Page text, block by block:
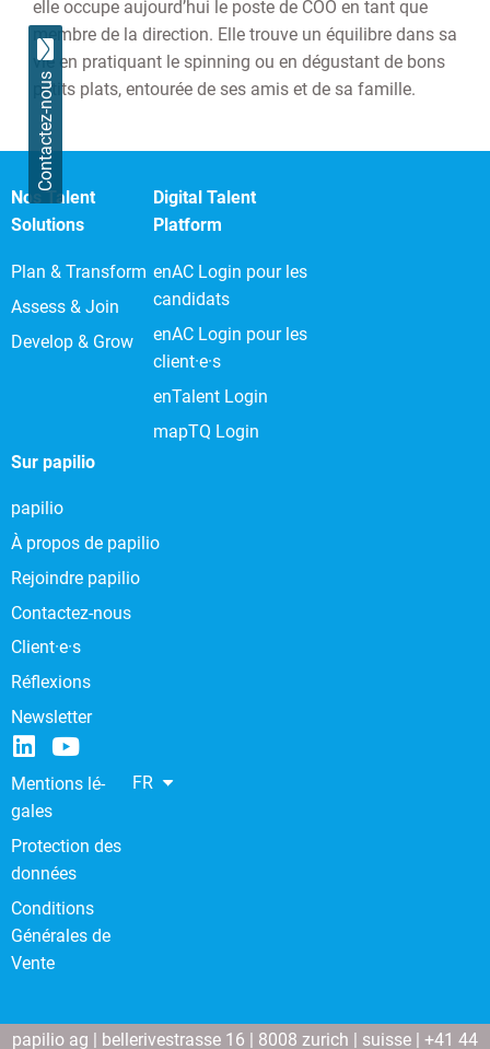
elle occupe aujourd’hui le poste de COO en tant que
membre de la direction. Elle trouve un équi­libre dans sa
vie en pra­tiquant le spin­ning ou en dé­gus­tant de bons
pe­tits plats, en­tou­rée de ses amis et de sa fa­mille.
Nos Talent
Solutions
Plan & Transform
Assess & Join
Develop & Grow
Digital Talent
Platform
enAC Login pour les
candidats
enAC Login pour les
client·e·s
enTalent Login
mapTQ Login
Sur papilio
papilio
À propos de papilio
Rejoindre papilio
Contactez-nous
Client·e·s
Réflexions
Newsletter
Men­tions lé­
gales
Protection des
données
Conditions
Générales de
Vente
FR
papilio ag | bellerivestrasse 16 | 8008 zurich | suisse | +41 44
Contactez-nous